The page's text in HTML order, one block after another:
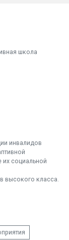
школа
инвалидов
их социальной
высокого класса.